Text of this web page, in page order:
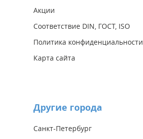
Акции
Соответствие DIN, ГОСТ, ISO
Политика конфиденциальности
Карта сайта
Другие города
Санкт-Петербург